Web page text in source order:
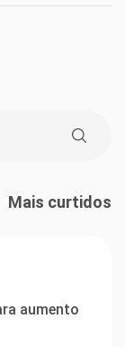
Mais curtidos
aumento